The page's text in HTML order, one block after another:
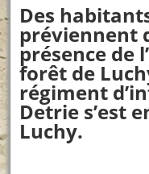
Des
préviennent
présence de
forêt de
régiment
Detrie s’est
Luchy.